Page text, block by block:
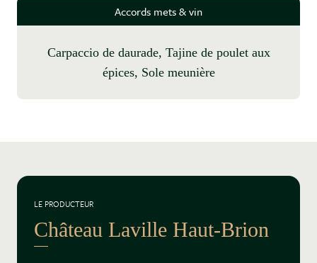
Accords mets & vin
Carpaccio de daurade, Tajine de poulet aux
épices, Sole meunière
LE PRODUCTEUR
Château Laville Haut-Brion